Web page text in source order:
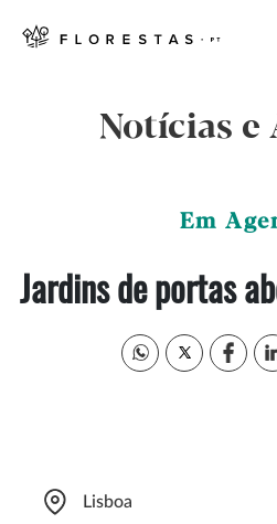
Notícias e
Em
Jardins de portas
Lisboa